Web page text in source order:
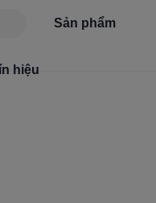
Sản phẩm
hiệu